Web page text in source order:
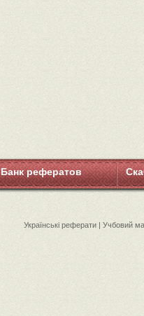
Банк рефератов
Українські реферати | Учбовий